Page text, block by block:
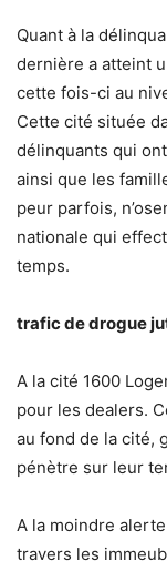
Quant à la
dernière a atteint
cette fois-ci au
Cette cité située
délinquants qui
ainsi que les
peur parfois,
nationale qui
temps.
trafic de drogue
A la cité 1600
pour les dealers.
au fond de la cité,
pénètre sur leur
A la moindre
travers les